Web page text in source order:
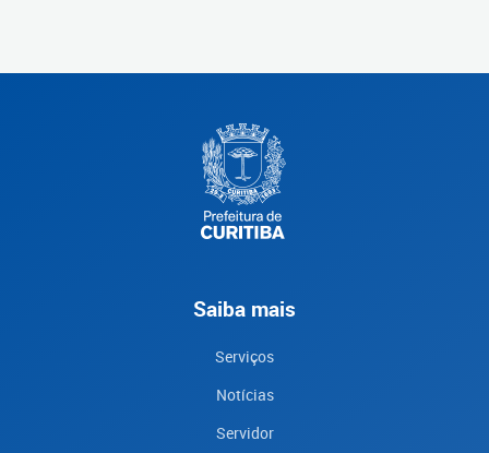
Saiba mais
Serviços
Notícias
Servidor